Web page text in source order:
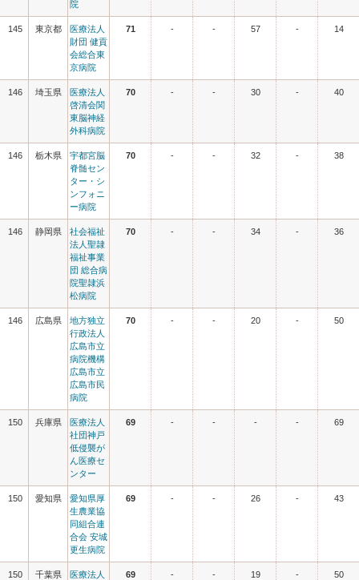
院
145 東京都
医療法人
財団 健貢
会総合東
京病院
71 - - 57 - 14
146 埼玉県
医療法人
啓清会関
東脳神経
外科病院
70 - - 30 - 40
146 栃木県
宇都宮脳
脊髄セン
ター・シ
ンフォニ
ー病院
70 - - 32 - 38
146 静岡県
社会福祉
法人聖隷
福祉事業
団 総合病
院聖隷浜
松病院
70 - - 34 - 36
146 広島県
地方独立
行政法人
広島市立
病院機構
広島市立
広島市民
病院
70 - - 20 - 50
150 兵庫県
医療法人
社団神戸
低侵襲が
ん医療セ
ンター
69 - - - - 69
150 愛知県
愛知県厚
生農業協
同組合連
合会 安城
更生病院
69 - - 26 - 43
150 千葉県
医療法人
69 - - 19 - 50